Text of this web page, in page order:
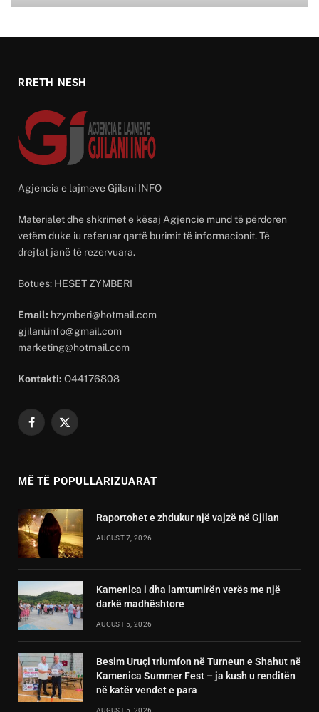
RRETH NESH
Agjencia e lajmeve Gjilani INFO
Materialet dhe shkrimet e kësaj Agjencie mund të përdoren
vetëm duke iu referuar qartë burimit të informacionit. Të
drejtat janë të rezervuara.
Botues: HESET ZYMBERI
Email: hzymberi@hotmail.com
gjilani.info@gmail.com
marketing@hotmail.com
Kontakti: O44176808
Facebook
X
MË TË POPULLARIZUARAT
Raportohet e zhdukur një vajzë në Gjilan
AUGUST 7, 2026
Kamenica i dha lamtumirën verës me një
darkë madhështore
AUGUST 5, 2026
Besim Uruçi triumfon në Turneun e Shahut në
Kamenica Summer Fest – ja kush u renditën
në katër vendet e para
AUGUST 5, 2026